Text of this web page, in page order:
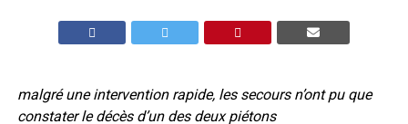
malgré une intervention rapide, les secours n’ont pu que
constater le décès d’un des deux piétons